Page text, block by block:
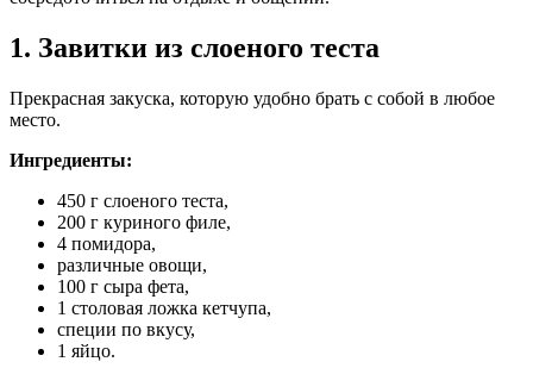
1. Завитки из слоеного теста
Прекрасная закуска, которую удобно брать с собой в любое
место.
Ингредиенты:
450 г слоеного теста,
200 г куриного филе,
4 помидора,
различные овощи,
100 г сыра фета,
1 столовая ложка кетчупа,
специи по вкусу,
1 яйцо.